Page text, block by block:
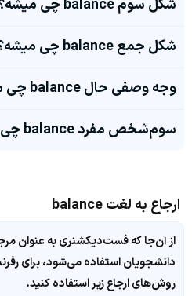
شکل سوم balance چی میشه؟
شکل جمع balance چی میشه؟
وجه وصفی حال balance چی میشه؟
سوم‌شخص مفرد balance چی میشه؟
ارجاع به لغت balance
از آن‌جا که فست‌دیکشنری به عنوان
دانشجویان استفاده می‌شود، برای
روش‌های ارجاع زیر استفاده کنید.